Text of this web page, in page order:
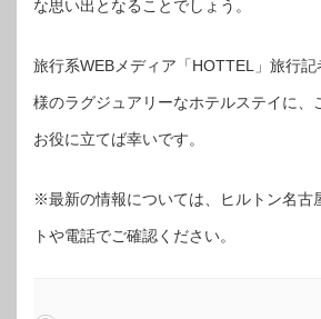
な思い出となることでしょう。
旅行系WEBメディア「HOTTEL」旅行記
様のラグジュアリーなホテルステイに、
お役に立てば幸いです。
※最新の情報については、ヒルトン名古
トや電話でご確認ください。